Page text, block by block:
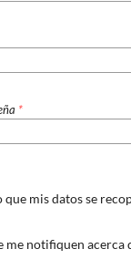
*
que mis datos se
me notifiquen acerca